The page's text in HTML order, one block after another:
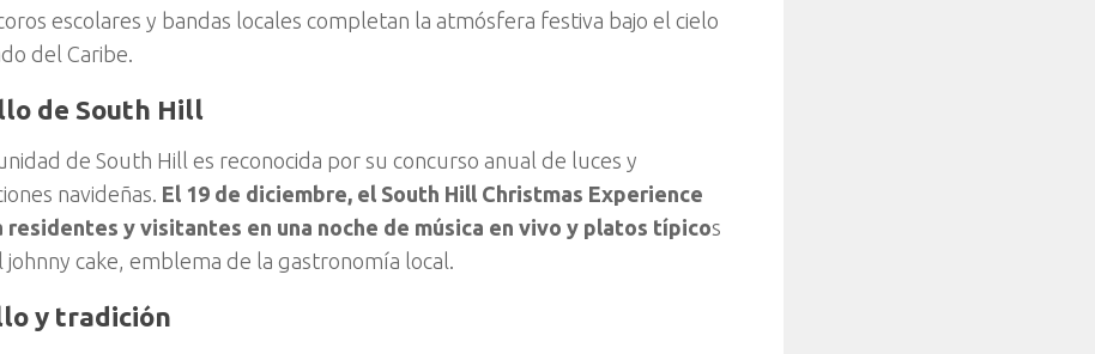
escolares y bandas locales completan la atmósfera festiva bajo el cielo
del Caribe.
de South Hill
de South Hill es reconocida por su concurso anual de luces y
navideñas. El 19 de diciembre, el South Hill Christmas Experience
residentes y visitantes en una noche de música en vivo y platos típicos
johnny cake, emblema de la gastronomía local.
y tradición